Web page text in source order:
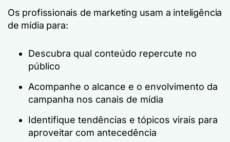
Os profissionais de marketing usam a inteligência
de mídia para:
Descubra qual conteúdo repercute no
público
Acompanhe o alcance e o envolvimento da
campanha nos canais de mídia
Identifique tendências e tópicos virais para
aproveitar com antecedência